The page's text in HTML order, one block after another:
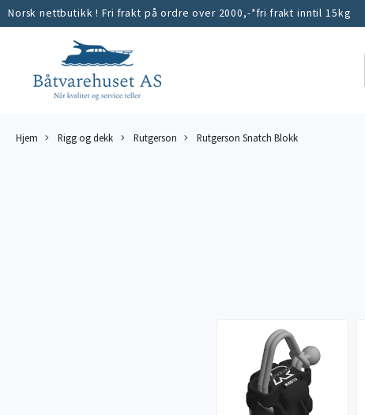
Norsk nettbutikk ! Fri frakt på ordre over 2000,-*fri frakt inntil 15kg
Hjem Rigg og dekk Rutgerson Rutgerson Snatch Blokk